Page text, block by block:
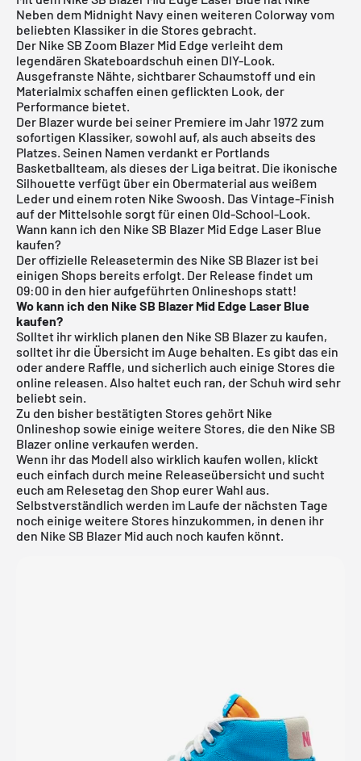
Neben dem Midnight Navy einen weiteren Colorway vom
beliebten Klassiker in die Stores gebracht.
Der Nike SB Zoom Blazer Mid Edge verleiht dem
legendären Skateboardschuh einen DIY-Look.
Ausgefranste Nähte, sichtbarer Schaumstoff und ein
Materialmix schaffen einen geflickten Look, der
Performance bietet.
Der Blazer wurde bei seiner Premiere im Jahr 1972 zum
sofortigen Klassiker, sowohl auf, als auch abseits des
Platzes. Seinen Namen verdankt er Portlands
Basketballteam, als dieses der Liga beitrat. Die ikonische
Silhouette verfügt über ein Obermaterial aus weißem
Leder und einem roten Nike Swoosh. Das Vintage-Finish
auf der Mittelsohle sorgt für einen Old-School-Look.
Wann kann ich den Nike SB Blazer Mid Edge Laser Blue
kaufen?
Der offizielle Releasetermin des Nike SB Blazer ist bei
einigen Shops bereits erfolgt. Der Release findet um
09:00 in den hier aufgeführten Onlineshops statt!
Wo kann ich den Nike SB Blazer Mid Edge Laser Blue
kaufen?
Solltet ihr wirklich planen den Nike SB Blazer zu kaufen,
solltet ihr die Übersicht im Auge behalten. Es gibt das ein
oder andere Raffle, und sicherlich auch einige Stores die
online releasen. Also haltet euch ran, der Schuh wird sehr
beliebt sein.
Zu den bisher bestätigten Stores gehört Nike
Onlineshop sowie einige weitere Stores, die den Nike SB
Blazer online verkaufen werden.
Wenn ihr das Modell also wirklich kaufen wollen, klickt
euch einfach durch meine Releaseübersicht und sucht
euch am Relesetag den Shop eurer Wahl aus.
Selbstverständlich werden im Laufe der nächsten Tage
noch einige weitere Stores hinzukommen, in denen ihr
den Nike SB Blazer Mid auch noch kaufen könnt.